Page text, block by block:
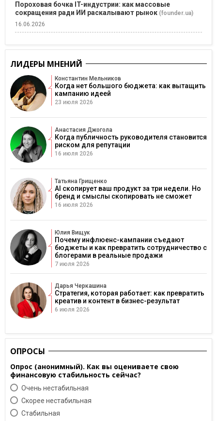
Пороховая бочка IT-индустрии: как массовые
сокращения ради ИИ раскалывают рынок (founder.ua)
16.06.2026
ЛИДЕРЫ МНЕНИЙ
Константин Мельников
Когда нет большого бюджета: как вытащить
кампанию идеей
23 июля 2026
Анастасия Джогола
Когда публичность руководителя становится
риском для репутации
16 июля 2026
Татьяна Грищенко
AI скопирует ваш продукт за три недели. Но
бренд и смыслы скопировать не сможет
16 июля 2026
Юлия Вищук
Почему инфлюенс-кампании съедают
бюджеты и как превратить сотрудничество с
блогерами в реальные продажи
7 июля 2026
Дарья Черкашина
Стратегия, которая работает: как превратить
креатив и контент в бизнес-результат
6 июля 2026
ОПРОСЫ
Опрос (анонимный). Как вы оцениваете свою
финансовую стабильность сейчас?
Очень нестабильная
Скорее нестабильная
Cтабильная